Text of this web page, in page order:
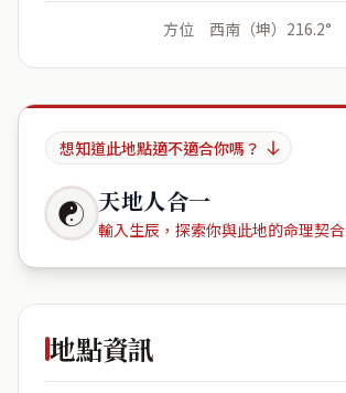
方位 西南（坤）216.2°
想知道此地點適不適合你嗎？
☯ 天地人合一
輸入生辰，探索你與此地的命理契合
地點資訊